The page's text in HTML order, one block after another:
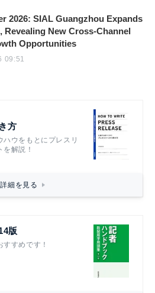
2026: SIAL Guangzhou Expands
Revealing New Cross-Channel
Opportunities
09:51
方
ウをもとにプレスリ
解説！
詳細を見る
版
すめです！